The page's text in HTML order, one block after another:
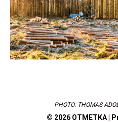
PHOTO: THOMAS
© 2026 OTMETKA |